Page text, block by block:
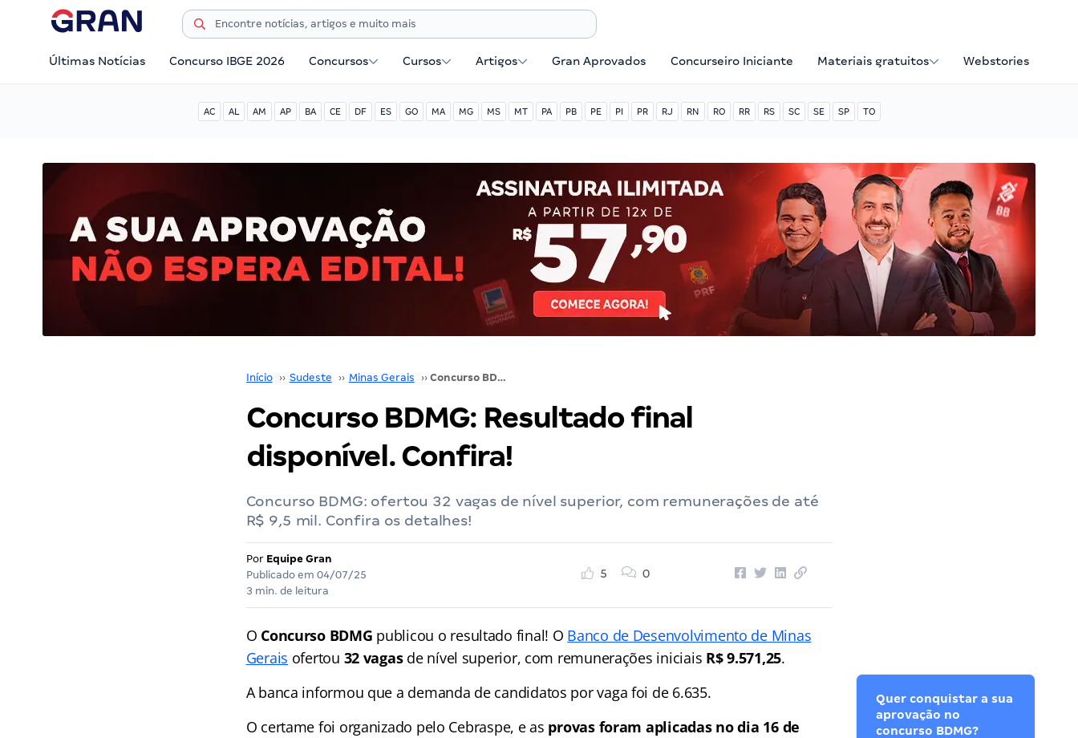
Últimas Notícias Concurso IBGE 2026 Concursos Cursos Artigos Gran Aprovados Concurseiro Iniciante Materiais gratuitos Webstories
AC AL AM AP BA CE DF ES GO MA MG MS MT PA PB PE PI PR RJ RN RO RR RS SC SE SP TO
Início ›› Sudeste ›› Minas Gerais ›› Concurso BDMG: Resultado final disponível. Confira!
Concurso BDMG: Resultado final
disponível. Confira!
Concurso BDMG: ofertou 32 vagas de nível superior, com remunerações de até
R$ 9,5 mil. Confira os detalhes!
Por Equipe Gran
Publicado em 04/07/25
3 min. de leitura
5 0
O Concurso BDMG publicou o resultado final! O Banco de Desenvolvimento de Minas
Gerais ofertou 32 vagasde nível superior, com remunerações iniciais R$ 9.571,25.
A banca informou que a demanda de candidatos por vaga foi de 6.635.
O certame foi organizado pelo Cebraspe, e as provas foram aplicadas no dia 16 de
Quer conquistar a sua
aprovação no
concurso BDMG?